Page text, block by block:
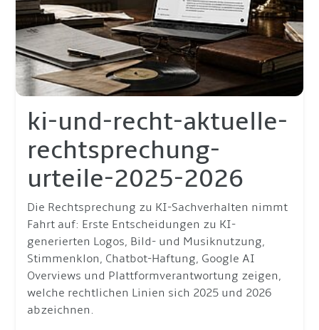
ki-und-recht-aktuelle-
rechtsprechung-
urteile-2025-2026
Die Rechtsprechung zu KI-Sachverhalten nimmt
Fahrt auf: Erste Entscheidungen zu KI-
generierten Logos, Bild- und Musiknutzung,
Stimmenklon, Chatbot-Haftung, Google AI
Overviews und Plattformverantwortung zeigen,
welche rechtlichen Linien sich 2025 und 2026
abzeichnen.